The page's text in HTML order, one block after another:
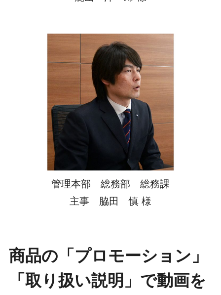
管理本部 総務部 総務課
主事 脇田 慎 様
商品の「プロモーション」
「取り扱い説明」で動画を